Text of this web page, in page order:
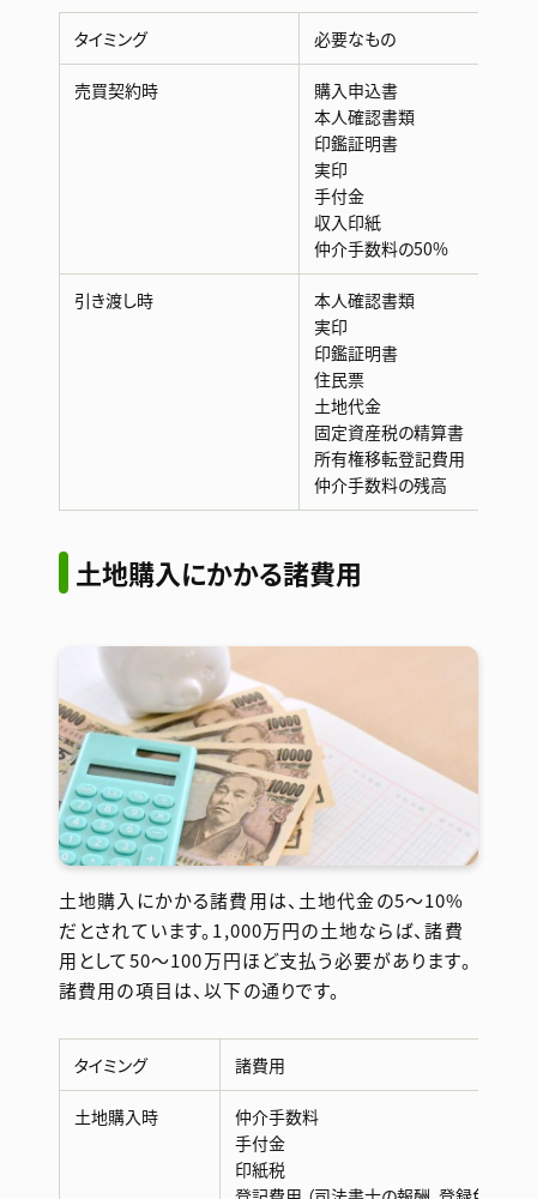
タイミング 必要なもの
売買契約時
購入申込書
本人確認書類
印鑑証明書
実印
手付金
収入印紙
仲介手数料の50%
引き渡し時
本人確認書類
実印
印鑑証明書
住民票
土地代金
固定資産税の精算書
所有権移転登記費用
仲介手数料の残高
土地購入にかかる諸費用
土地購入にかかる諸費用は、土地代金の5〜10%
だとされています。1,000万円の土地ならば、諸費
用として50〜100万円ほど支払う必要があります。
諸費用の項目は、以下の通りです。
タイミング 諸費用
土地購入時
仲介手数料
手付金
印紙税